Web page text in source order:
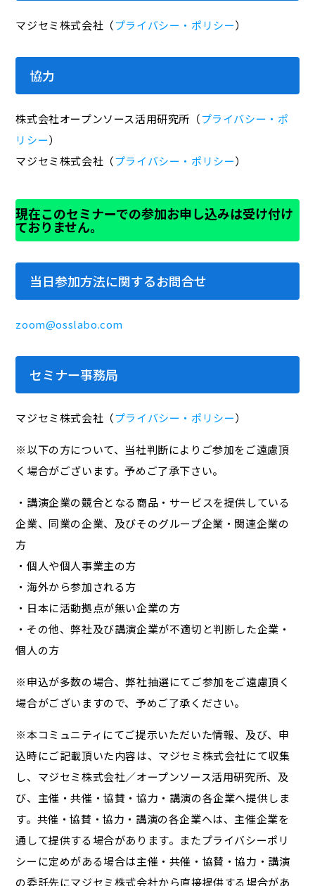
マジセミ株式会社（プライバシー・ポリシー）
協力
株式会社オープンソース活用研究所（プライバシー・ポ
リシー）
マジセミ株式会社（プライバシー・ポリシー）
現在このセミナーでの参加お申し込みは受け付け
ておりません。
当日参加方法に関するお問合せ
zoom@osslabo.com
セミナー事務局
マジセミ株式会社（プライバシー・ポリシー）
※以下の方について、当社判断によりご参加をご遠慮頂
く場合がございます。予めご了承下さい。
・講演企業の競合となる商品・サービスを提供している
企業、同業の企業、及びそのグループ企業・関連企業の
方
・個人や個人事業主の方
・海外から参加される方
・日本に活動拠点が無い企業の方
・その他、弊社及び講演企業が不適切と判断した企業・
個人の方
※申込が多数の場合、弊社抽選にてご参加をご遠慮頂く
場合がございますので、予めご了承ください。
※本コミュニティにてご提示いただいた情報、及び、申
込時にご記載頂いた内容は、マジセミ株式会社にて収集
し、マジセミ株式会社／オープンソース活用研究所、及
び、主催・共催・協賛・協力・講演の各企業へ提供しま
す。共催・協賛・協力・講演の各企業へは、主催企業を
通して提供する場合があります。またプライバシーポリ
シーに定めがある場合は主催・共催・協賛・協力・講演
の委託先にマジセミ株式会社から直接提供する場合があ